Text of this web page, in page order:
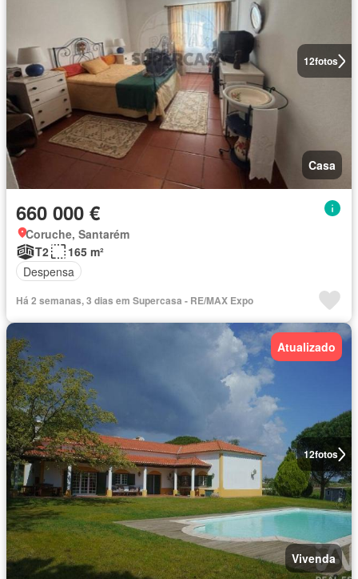
12fotos
Casa
660 000 €
Coruche, Santarém
T2
165 m²
Despensa
Há 2 semanas, 3 dias em Supercasa - RE/MAX Expo
12fotos
Atualizado
Vivenda